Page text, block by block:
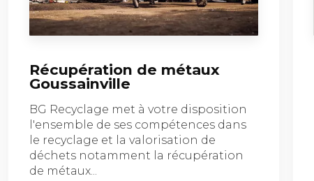
Récupération de métaux
Goussainville
BG Recyclage met à votre disposition
l'ensemble de ses compétences dans
le recyclage et la valorisation de
déchets notamment la récupération
de métaux...